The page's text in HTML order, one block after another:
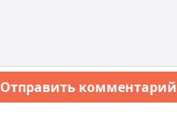
Отправить комментарий